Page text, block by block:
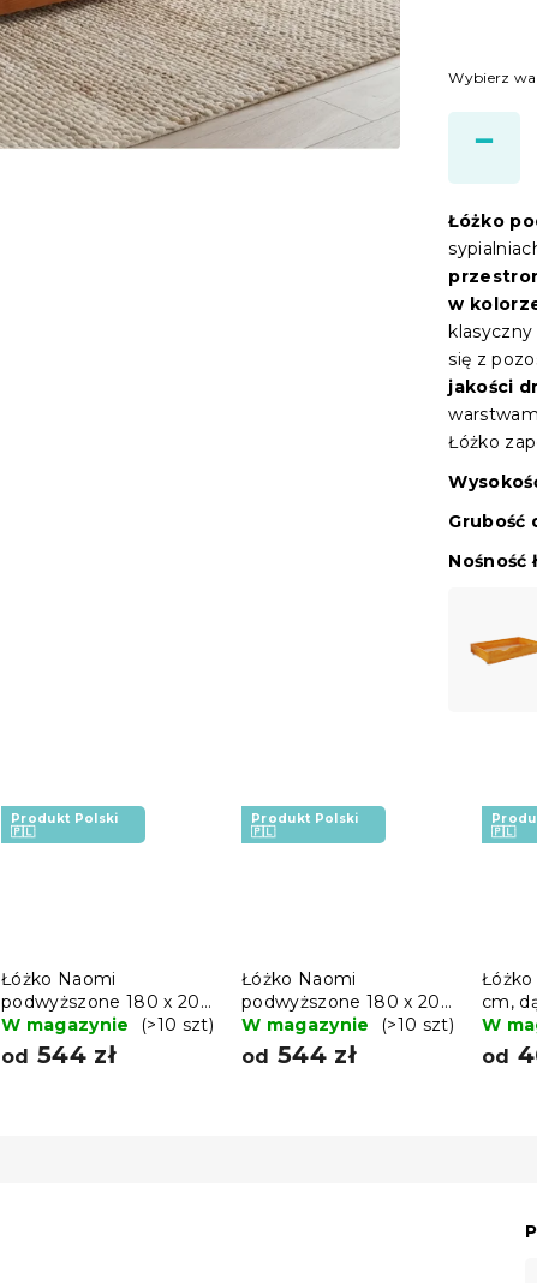
Wybierz
Łóżko
w
klasyczny
się z
jakości
Łóżko
Grubość
Nośność
Produkt Polski
🇵🇱
Łóżko Naomi
podwyższone 180 x 200
cm, dąb
W magazynie (>10 szt)
od 544 zł
Produkt Polski
🇵🇱
Łóżko Naomi
podwyższone 180 x 200
cm, olcha
W magazynie (>10 szt)
od 544 zł
🇵🇱
Łóżko
cm,
W
od